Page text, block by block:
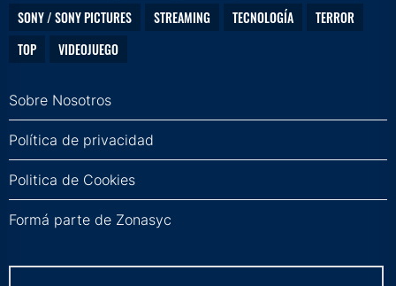
SONY / SONY PICTURES
STREAMING TECNOLOGÍA
TERROR
TOP
VIDEOJUEGO
Sobre Nosotros
Política de privacidad
Politica de Cookies
Formá parte de Zonasyc